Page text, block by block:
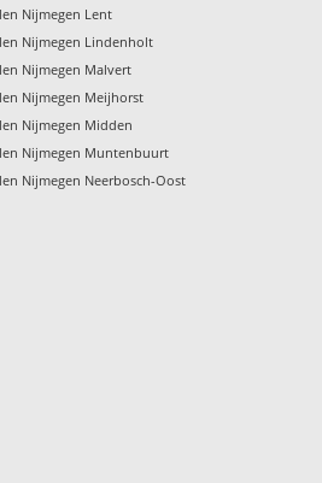
Nijmegen Lent
Nijmegen Lindenholt
Nijmegen Malvert
Nijmegen Meijhorst
Nijmegen Midden
Nijmegen Muntenbuurt
Nijmegen Neerbosch-Oost